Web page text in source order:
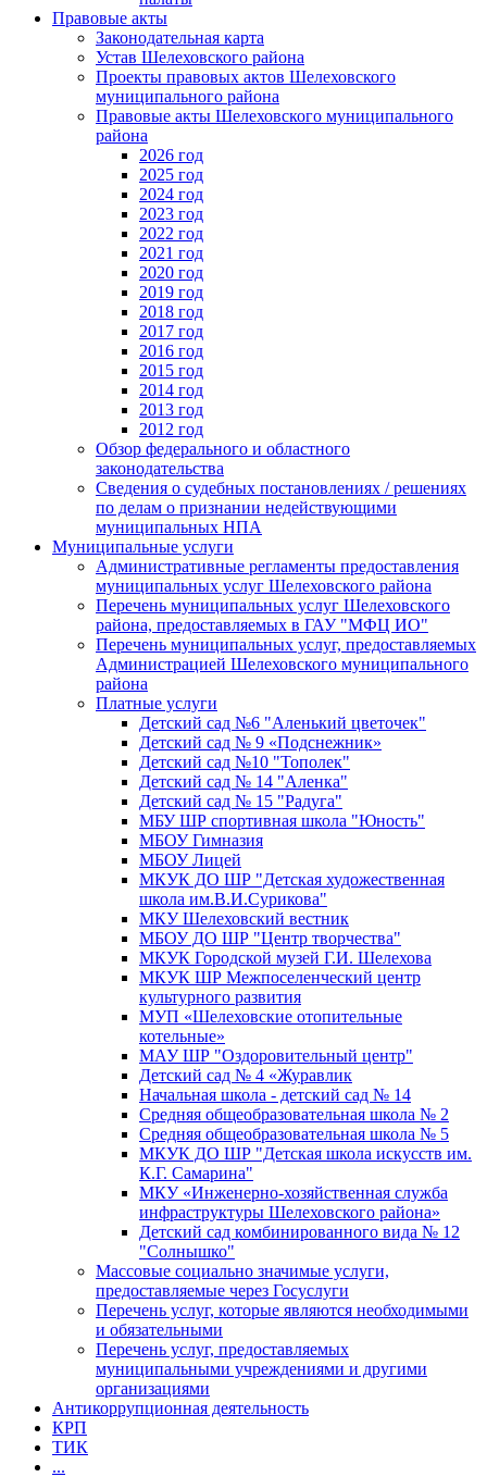
Правовые акты
Законодательная карта
Устав Шелеховского района
Проекты правовых актов Шелеховского
муниципального района
Правовые акты Шелеховского муниципального
района
2026 год
2025 год
2024 год
2023 год
2022 год
2021 год
2020 год
2019 год
2018 год
2017 год
2016 год
2015 год
2014 год
2013 год
2012 год
Обзор федерального и областного
законодательства
Сведения о судебных постановлениях / решениях
по делам о признании недействующими
муниципальных НПА
Муниципальные услуги
Административные регламенты предоставления
муниципальных услуг Шелеховского района
Перечень муниципальных услуг Шелеховского
района, предоставляемых в ГАУ "МФЦ ИО"
Перечень муниципальных услуг, предоставляемых
Администрацией Шелеховского муниципального
района
Платные услуги
Детский сад №6 "Аленький цветочек"
Детский сад № 9 «Подснежник»
Детский сад №10 "Тополек"
Детский сад № 14 "Аленка"
Детский сад № 15 "Радуга"
МБУ ШР спортивная школа "Юность"
МБОУ Гимназия
МБОУ Лицей
МКУК ДО ШР "Детская художественная
школа им.В.И.Сурикова"
МКУ Шелеховский вестник
МБОУ ДО ШР "Центр творчества"
МКУК Городской музей Г.И. Шелехова
МКУК ШР Межпоселенческий центр
культурного развития
МУП «Шелеховские отопительные
котельные»
МАУ ШР "Оздоровительный центр"
Детский сад № 4 «Журавлик
Начальная школа - детский сад № 14
Средняя общеобразовательная школа № 2
Средняя общеобразовательная школа № 5
МКУК ДО ШР "Детская школа искусств им.
К.Г. Самарина"
МКУ «Инженерно-хозяйственная служба
инфраструктуры Шелеховского района»
Детский сад комбинированного вида № 12
"Солнышко"
Массовые социально значимые услуги,
предоставляемые через Госуслуги
Перечень услуг, которые являются необходимыми
и обязательными
Перечень услуг, предоставляемых
муниципальными учреждениями и другими
организациями
Антикоррупционная деятельность
КРП
ТИК
...